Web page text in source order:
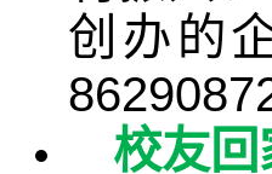
创办的
校友回